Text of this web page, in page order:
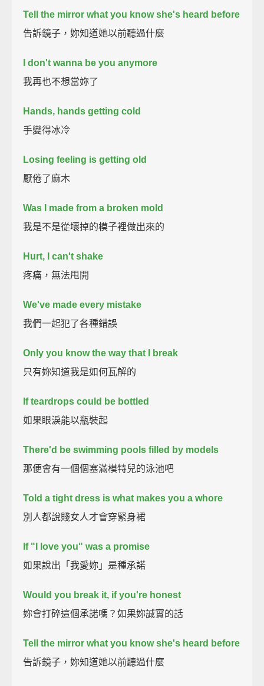
Tell the mirror what you know she's heard before
告訴鏡子，妳知道她以前聽過什麼
I don't wanna be you anymore
我再也不想當妳了
Hands, hands getting cold
手變得冰冷
Losing feeling is getting old
厭倦了麻木
Was I made from a broken mold
我是不是從壞掉的模子裡做出來的
Hurt, I can't shake
疼痛，無法甩開
We've made every mistake
我們一起犯了各種錯誤
Only you know the way that I break
只有妳知道我是如何瓦解的
If teardrops could be bottled
如果眼淚能以瓶裝起
There'd be swimming pools filled by models
那便會有一個個塞滿模特兒的泳池吧
Told a tight dress is what makes you a whore
別人都說賤女人才會穿緊身裙
If "I love you" was a promise
如果說出「我愛妳」是種承諾
Would you break it, if you're honest
妳會打碎這個承諾嗎？如果妳誠實的話
Tell the mirror what you know she's heard before
告訴鏡子，妳知道她以前聽過什麼